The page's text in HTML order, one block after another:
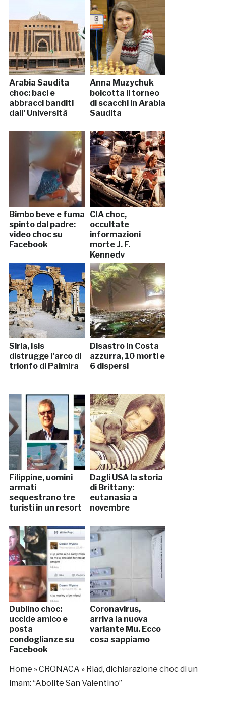
Arabia Saudita
choc: baci e
abbracci banditi
dall’ Università
Anna Muzychuk
boicotta il torneo
di scacchi in Arabia
Saudita
Bimbo beve e fuma
spinto dal padre:
video choc su
Facebook
CIA choc,
occultate
informazioni
morte J. F.
Kennedy
Siria, Isis
distrugge l’arco di
trionfo di Palmira
Disastro in Costa
azzurra, 10 morti e
6 dispersi
Filippine, uomini
armati
sequestrano tre
turisti in un resort
Dagli USA la storia
di Brittany:
eutanasia a
novembre
Dublino choc:
uccide amico e
posta
condoglianze su
Facebook
Coronavirus,
arriva la nuova
variante Mu. Ecco
cosa sappiamo
Home »CRONACA » Riad, dichiarazione choc di un
imam: “Abolite San Valentino”